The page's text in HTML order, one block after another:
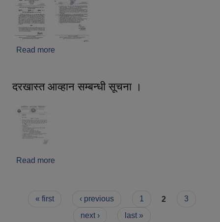
Read more
दरखास्त आव्हान सम्बन्धी सूचना ।
Read more
Pages
« first ‹ previous 1 2
3
next ›
last »